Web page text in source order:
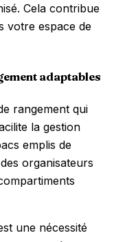
Cela contribue
votre espace de
adaptables
rangement qui
la gestion
emplis de
organisateurs
une nécessité